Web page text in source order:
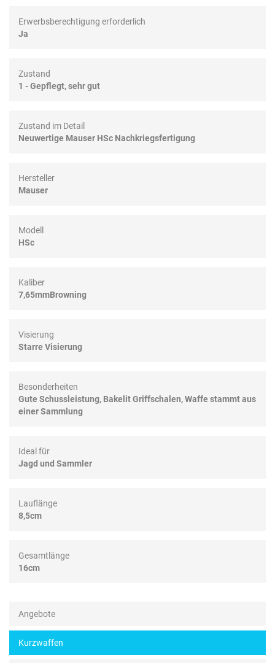
Angebote
Kurzwaffen
Erwerbsberechtigung erforderlich
Ja
Zustand
1 - Gepflegt, sehr gut
Zustand im Detail
Neuwertige Mauser HSc Nachkriegsfertigung
Hersteller
Mauser
Modell
HSc
Kaliber
7,65mmBrowning
Visierung
Starre Visierung
Besonderheiten
Gute Schussleistung, Bakelit Griffschalen, Waffe stammt aus
einer Sammlung
Ideal für
Jagd und Sammler
Lauflänge
8,5cm
Gesamtlänge
16cm